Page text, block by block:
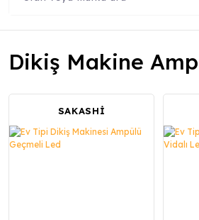
Dikiş Makine
SAKASHİ